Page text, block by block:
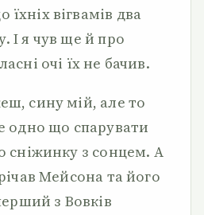
вігвамів два
І я чув ще й про
очі їх не бачив.
сину мій, але то
одно що спарувати
сніжинку з сонцем. А
Мейсона та його
з Вовків